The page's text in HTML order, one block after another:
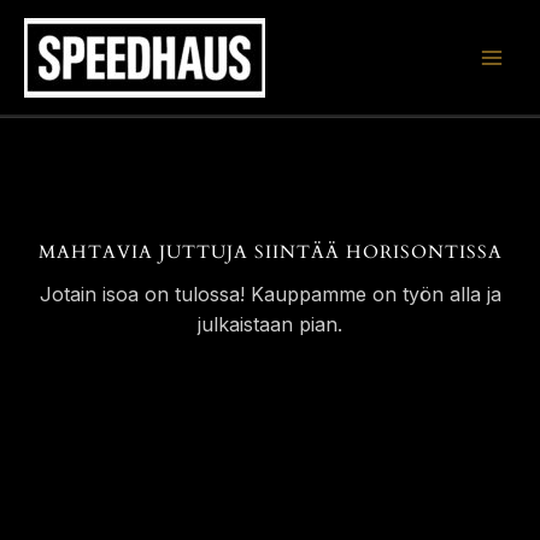
Siirry
sisältöön
MAHTAVIA JUTTUJA SIINTÄÄ HORISONTISSA
Jotain isoa on tulossa! Kauppamme on työn alla ja
julkaistaan pian.